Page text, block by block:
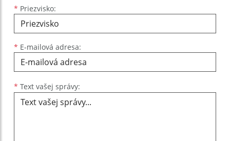
* Priezvisko:
* E-mailová adresa:
* Text vašej správy: